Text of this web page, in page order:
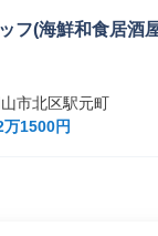
フ(海鮮和食居酒
市北区駅元町
1500円